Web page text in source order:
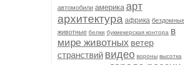
автомобили америка арт
архитектура африка
животные белки букмекерская контора в
мире животных ветер
странствий видео вороны высотка